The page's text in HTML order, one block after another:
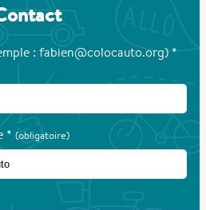
: fabien@colocauto.org) *
* (obligatoire)